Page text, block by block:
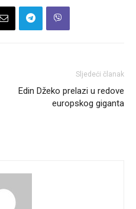
Sljedeći članak
Edin Džeko prelazi u redove
europskog giganta